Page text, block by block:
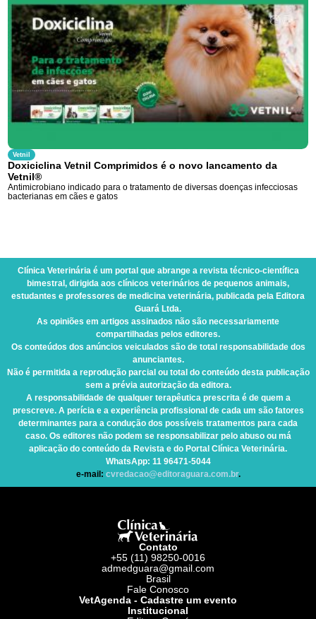
Vetnil
Doxiciclina Vetnil Comprimidos é o novo lancamento da
Vetnil®
Antimicrobiano indicado para o tratamento de diversas doenças infecciosas
bacterianas em cães e gatos
Clínica Veterinária é um portal que abrange a revista técnico-científica
bimestral, dirigida aos clínicos veterinários de pequenos animais,
estudantes e professores de medicina veterinária, publicada pela Editora
Guará Ltda.
As opiniões em artigos assinados não são necessariamente
compartilhadas pelos editores.
Os conteúdos dos anúncios veiculados são de total responsabilidade dos
anunciantes.
Não é permitida a reprodução parcial ou total do conteúdo desta publicação
sem a prévia autorização da editora.
A responsabilidade de qualquer terapêutica prescrita é de quem a
prescreve. A perícia e a experiência profissional de cada um são fatores
determinantes para a condução dos possíveis tratamentos para cada
caso. Os editores não podem se responsabilizar pelo abuso ou má
aplicação do conteúdo da Revista e do Portal Clínica Veterinária.
WhatsApp: 11 96471-5044
e-mail: cvredacao@editoraguara.com.br.
Contato
+55 (11) 98250-0016
admedguara@gmail.com
Brasil
Fale Conosco
VetAgenda - Cadastre um evento
Institucional